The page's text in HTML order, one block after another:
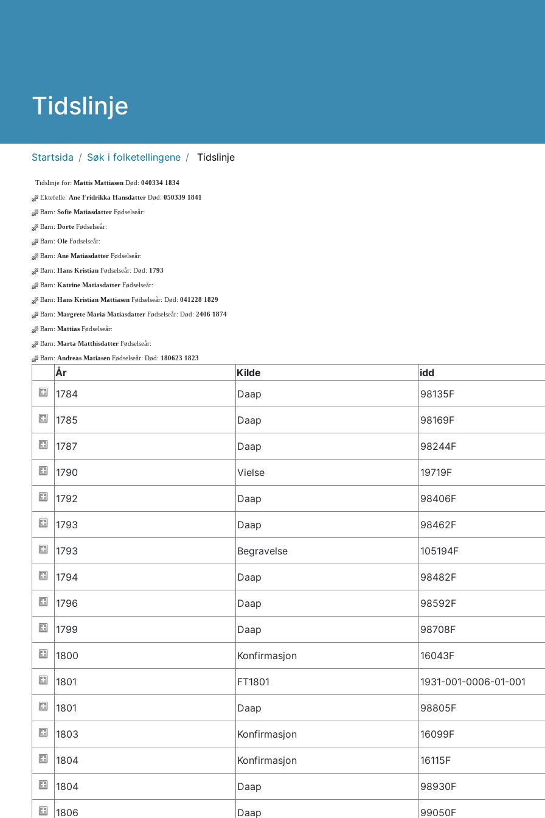
Tidslinje
Startsida Søk i folketellingene Tidslinje
Tidslinje for: Mattis Mattiasen Død: 040334 1834
Ektefelle: Ane Fridrikka Hansdatter Død: 050339 1841
Barn: Sofie Matiasdatter Fødselseår:
Barn: Dorte Fødselseår:
Barn: Ole Fødselseår:
Barn: Ane Matiasdatter Fødselseår:
Barn: Hans Kristian Fødselseår: Død: 1793
Barn: Katrine Matiasdatter Fødselseår:
Barn: Hans Kristian Mattiasen Fødselseår: Død: 041228 1829
Barn: Margrete Maria Matiasdatter Fødselseår: Død: 2406 1874
Barn: Mattias Fødselseår:
Barn: Marta Matthisdatter Fødselseår:
Barn: Andreas Matiasen Fødselseår: Død: 180623 1823
År Kilde
idd
1784
Daap 98135F
1785 Daap 98169F
1787 Daap 98244F
1790 Vielse 19719F
1792 Daap 98406F
1793 Daap 98462F
1793 Begravelse 105194F
1794 Daap 98482F
1796 Daap 98592F
1799 Daap 98708F
1800 Konfirmasjon 16043F
1801 FT1801 1931-001-0006-01-001
1801 Daap 98805F
1803 Konfirmasjon 16099F
1804 Konfirmasjon 16115F
1804 Daap 98930F
1806 Daap 99050F